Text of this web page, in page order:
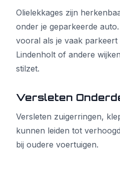
Olielekkages zijn
onder je geparkeerde
vooral als je vaak
Lindenholt of andere
stilzet.
Versleten
Versleten zuigerringen,
kunnen leiden tot
bij oudere voertuigen.